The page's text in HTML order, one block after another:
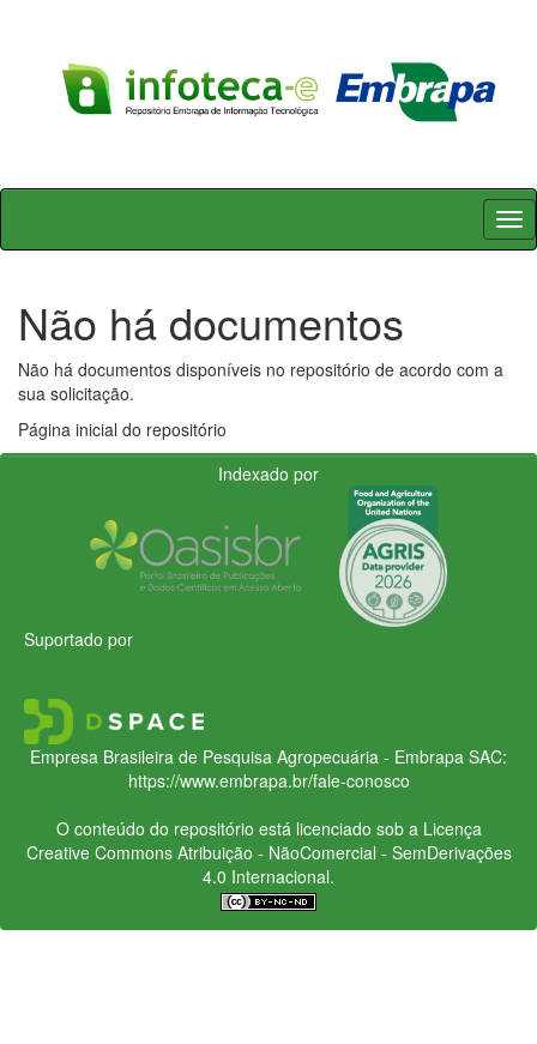
Skip
Não há documentos
Não há documentos disponíveis no repositório de acordo com a
sua solicitação.
Página inicial do repositório
Indexado por
Suportado por
Empresa Brasileira de Pesquisa Agropecuária - Embrapa SAC:
https://www.embrapa.br/fale-conosco
O conteúdo do repositório está licenciado sob a Licença
Creative CommonsAtribuição - NãoComercial - SemDerivações
4.0 Internacional.